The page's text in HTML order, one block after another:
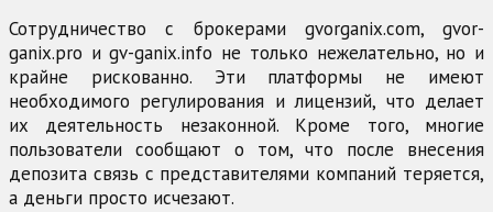
Сотрудничество с брокерами gvorganix.com, gvor-
ganix.pro и gv-ganix.info не только нежелательно, но и
крайне рискованно. Эти платформы не имеют
необходимого регулирования и лицензий, что делает
их деятельность незаконной. Кроме того, многие
пользователи сообщают о том, что после внесения
депозита связь с представителями компаний теряется,
а деньги просто исчезают.